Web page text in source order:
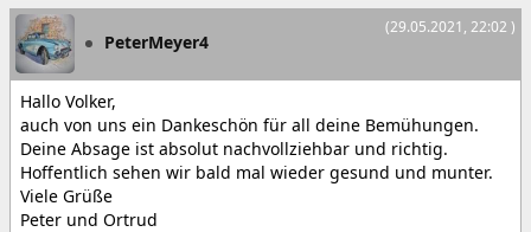
(29.05.2021, 22:02 )
PeterMeyer4
Hallo Volker,
auch von uns ein Dankeschön für all deine Bemühungen.
Deine Absage ist absolut nachvollziehbar und richtig.
Hoffentlich sehen wir bald mal wieder gesund und munter.
Viele Grüße
Peter und Ortrud